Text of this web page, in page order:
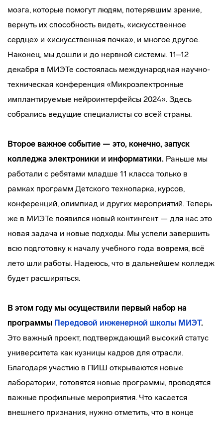
мозга, которые помогут людям, потерявшим зрение,
вернуть их способность видеть, «искусственное
сердце» и «искусственная почка», и многое другое.
Наконец, мы дошли и до нервной системы. 11–12
декабря в МИЭТе состоялась международная научно-
техническая конференция «Микроэлектронные
имплантируемые нейроинтерфейсы 2024». Здесь
собрались ведущие специалисты со всей страны.
Второе важное событие — это, конечно, запуск
колледжа электроники и информатики. Раньше мы
работали с ребятами младше 11 класса только в
рамках программ Детского технопарка, курсов,
конференций, олимпиад и других мероприятий. Теперь
же в МИЭТе появился новый контингент — для нас это
новая задача и новые подходы. Мы успели завершить
всю подготовку к началу учебного года вовремя, всё
лето шли работы. Надеюсь, что в дальнейшем колледж
будет расширяться.
В этом году мы осуществили первый набор на
программы Передовой инженерной школы МИЭТ.
Это важный проект, подтверждающий высокий статус
университета как кузницы кадров для отрасли.
Благодаря участию в ПИШ открываются новые
лаборатории, готовятся новые программы, проводятся
важные профильные мероприятия. Что касается
внешнего признания, нужно отметить, что в конце